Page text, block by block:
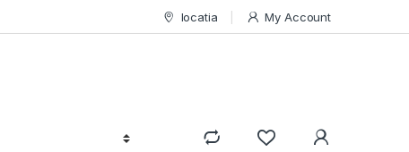
locatia My Account